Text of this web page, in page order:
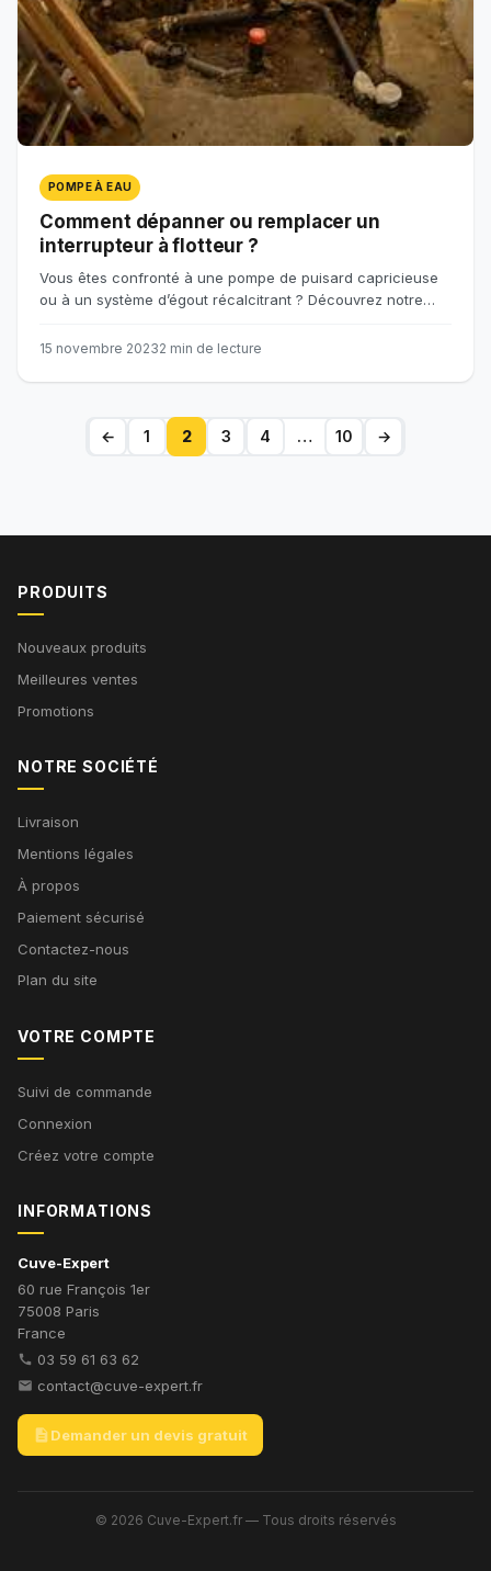
POMPE À EAU
Comment dépanner ou remplacer un
interrupteur à flotteur ?
Vous êtes confronté à une pompe de puisard capricieuse
ou à un système d’égout récalcitrant ? Découvrez notre…
15 novembre 20232 min de lecture
← 1 2 3 4 … 10 →
PRODUITS
Nouveaux produits
Meilleures ventes
Promotions
NOTRE SOCIÉTÉ
Livraison
Mentions légales
À propos
Paiement sécurisé
Contactez-nous
Plan du site
VOTRE COMPTE
Suivi de commande
Connexion
Créez votre compte
INFORMATIONS
Cuve-Expert
60 rue François 1er
75008 Paris
France
 03 59 61 63 62
 contact@cuve-expert.fr
Demander un devis gratuit
© 2026 Cuve-Expert.fr — Tous droits réservés